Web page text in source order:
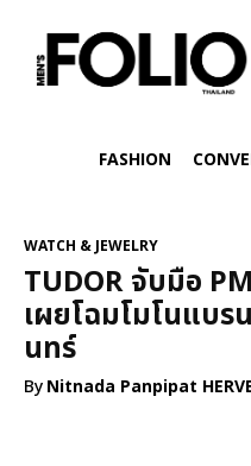
FASHION
WATCH & JEWELRY
TUDOR จับมือ
เผยโฉมโมโนแบ
นทร์
ByNitnada Panpipat